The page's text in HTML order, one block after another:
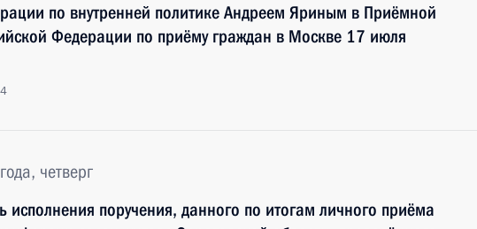
по внутренней политике Андреем Яриным в Приёмной
Федерации по приёму граждан в Москве 17 июля
четверг
исполнения поручения, данного по итогам личного приёма